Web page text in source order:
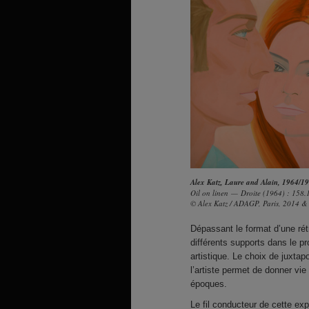
Alex Katz, Laure and Alain, 1964/
Oil on linen — Droite (1964) :
© Alex Katz / ADAGP, Paris, 2014
Dépassant le format d’une
différents supports dans le
artistique. Le choix de
l’artiste permet de donner
époques.
Le fil conducteur de cette